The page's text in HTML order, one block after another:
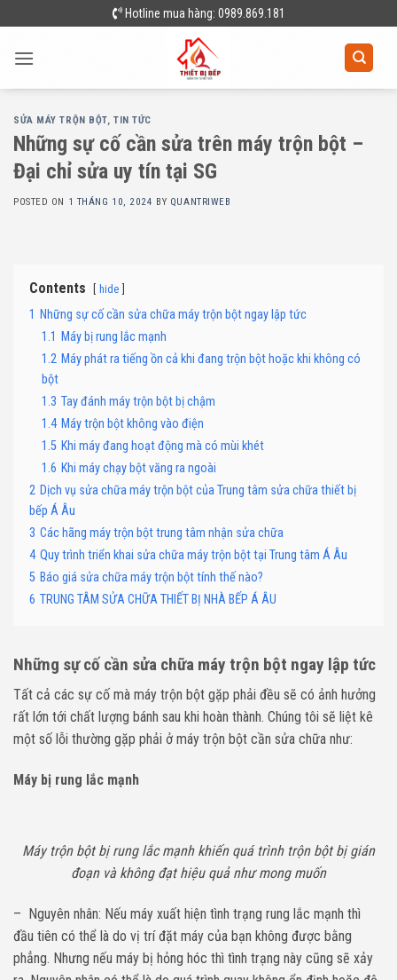
to
content
Hotline mua hàng: 0989.869.181
SỬA MÁY TRỘN BỘT,TIN TỨC
Những sự cố cần sửa trên máy trộn bột –
Đại chỉ sửa uy tín tại SG
POSTED ON 1 THÁNG 10, 2024 BY QUANTRIWEB
Contents hide
1 Những sự cố cần sửa chữa máy trộn bột ngay lập tức
1.1 Máy bị rung lắc mạnh
1.2 Máy phát ra tiếng ồn cả khi đang trộn bột hoặc khi không có
bột
1.3 Tay đánh máy trộn bột bị chậm
1.4 Máy trộn bột không vào điện
1.5 Khi máy đang hoạt động mà có mùi khét
1.6 Khi máy chạy bột văng ra ngoài
2 Dịch vụ sửa chữa máy trộn bột của Trung tâm sửa chữa thiết bị
bếp Á Âu
3 Các hãng máy trộn bột trung tâm nhận sửa chữa
4 Quy trình triển khai sửa chữa máy trộn bột tại Trung tâm Á Âu
5 Báo giá sửa chữa máy trộn bột tính thế nào?
6 TRUNG TÂM SỬA CHỮA THIẾT BỊ NHÀ BẾP Á ÂU
Những sự cố cần sửa chữa máy trộn bột ngay lập tức
Tất cả các sự cố mà máy trộn bột gặp phải đều sẽ có ảnh hưởng
rất lớn tới chất lượng bánh sau khi hoàn thành. Chúng tôi sẽ liệt kê
một số lỗi thường gặp phải ở máy trộn bột cần sửa chữa như:
Máy bị rung lắc mạnh
Máy trộn bột bị rung lắc mạnh khiến quá trình trộn bột bị gián
đoạn và không đạt hiệu quả như mong muốn
– Nguyên nhân: Nếu máy xuất hiện tình trạng rung lắc mạnh thì
đầu tiên có thể là do vị trí đặt máy của bạn không được bằng
phẳng. Nhưng nếu máy bị hỏng hóc thì tình trạng này cũng sẽ xảy